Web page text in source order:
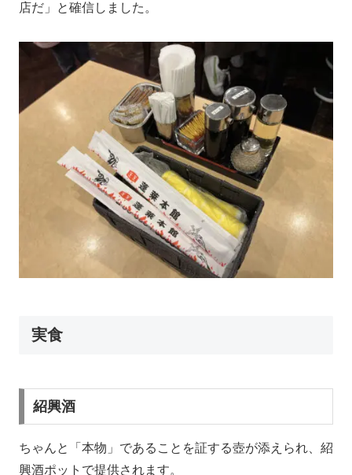
店だ」と確信しました。
実食
紹興酒
ちゃんと「本物」であることを証する壺が添えられ、紹
興酒ポットで提供されます。